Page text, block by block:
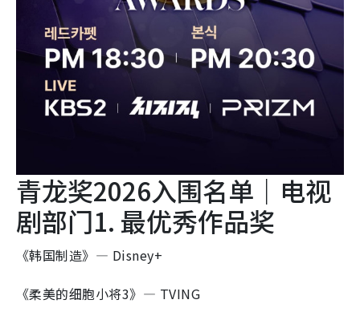
青龙奖2026入围名单｜电视
剧部门1. 最优秀作品奖
《韩国制造》— Disney+
《柔美的细胞小将3》— TVING